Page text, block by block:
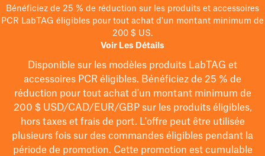
Bénéficiez de 25 % de réduction sur les produits et accessoires
PCR LabTAG éligibles pour tout achat d'un montant minimum de
200 $ US.
Voir Les Détails
Disponible sur les modèles produits LabTAG et
accessoires PCR éligibles. Bénéficiez de 25 % de
réduction pour tout achat d'un montant minimum de
200 $USD/CAD/EUR/GBPsur les produits éligibles,
hors taxes et frais de port. L'offre peut être utilisée
plusieurs fois sur des commandes éligibles pendant la
période de promotion. Cette promotion est cumulable